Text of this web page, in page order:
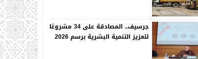
جرسيف.. المصادقة على 34 مشروعًا
لتعزيز التنمية البشرية برسم 2026